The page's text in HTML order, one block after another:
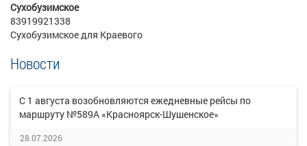
Сухобузимское
83919921338
Сухобузимское для Краевого
Новости
С 1 августа возобновляются ежедневные рейсы по
маршруту №589А «Красноярск-Шушенское»
28.07.2026